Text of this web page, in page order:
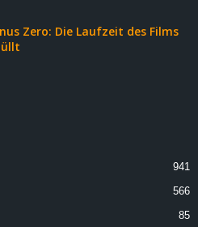
Zero: Die Laufzeit des Films
941
566
85